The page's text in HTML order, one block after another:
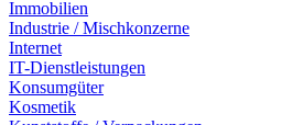
Immobilien
Industrie / Mischkonzerne
Internet
IT-Dienstleistungen
Konsumgüter
Kosmetik